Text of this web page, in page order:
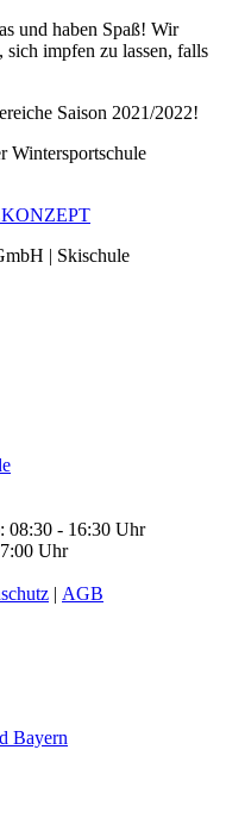
und haben Spaß! Wir
impfen zu lassen, falls
Saison 2021/2022!
Wintersportschule
| Skischule
08:30 - 16:30 Uhr
Uhr
| AGB